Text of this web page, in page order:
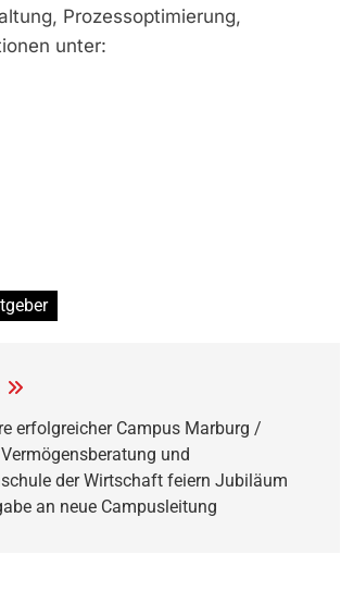
Prozessoptimierung,
unter:
erfolgreicher Campus Marburg /
und
der Wirtschaft feiern Jubiläum
an neue Campusleitung